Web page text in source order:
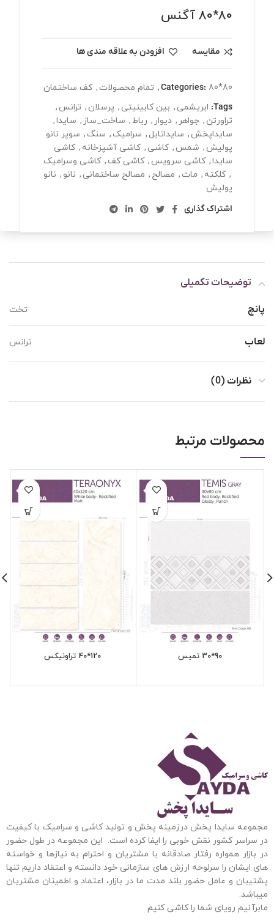
80*80 آگنس
مقایسه افزودن به علاقه مندی ها
Categories: 80*80
, تمام محصولات , کف ساختمان
Tags: ابریشمی , بین کابینیتی , پرسلان , ترانس ,
تراورتن , جواهر , دیوار , رباط, ساخت_ساز , سایدا,
سایداپخش , سایداتایل , سرامیک , سنگ , سوپر نانو
پولیش , شمس , کاشی , کاشی آشپزخانه , کاشی
سایدا, کاشی سرویس , کاشی کف , کاشی وسرامیک
, کلکته , مات , مصالح , مصالح ساختمانی , نانو , نانو
پولیش
اشتراک گذاری
توضیحات تکمیلی
پانچ تخت
لعاب ترانس
نظرات (0)
محصولات مرتبط
90*30 تمیس 120*40 تراونیکس
مجموعه سایدا پخش درزمینه پخش و تولید کاشی و سرامیک با کیفیت
در سراسر کشور نقش خوبی را ایفا کرده است. این مجموعهدر طول حضور
در بازار همواره رفتار صادقانه با مشتریان و احترام به نیازها و خواسته
های ایشان را سرلوحه ارزش های سازمانی خود دانسته و اعتقاد داریم تنها
پشتیبان و عامل حضور بلند مدت ما در بازار، اعتماد و اطمینان مشتریان
میباشد.
مابرآنیم رویای شما را کاشی کنیم